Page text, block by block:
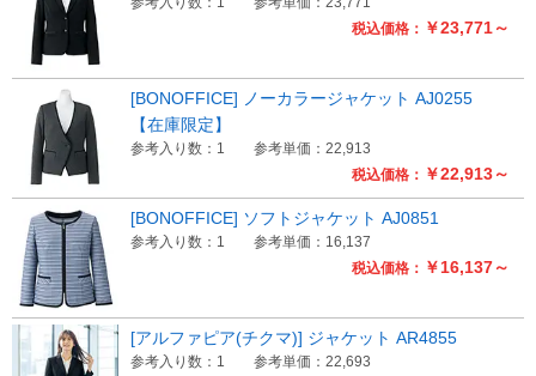
税込価格： ￥23,771～
税込価格： ￥22,913～
[BONOFFICE] ノーカラージャケット AJ0255
【在庫限定】
参考入り数：1 参考単価：22,913
税込価格： ￥16,137～
[BONOFFICE] ソフトジャケット AJ0851
参考入り数：1 参考単価：16,137
[アルファピア(チクマ)] ジャケット AR4855
参考入り数：1 参考単価：22,693